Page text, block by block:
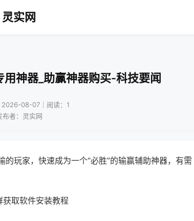
灵实网
神器_助赢神器购买-科技要闻
2026-08-07｜阅读：1
布者：灵实网
玩家，快速成为一个“必胜”的输赢辅助神器，有需
取软件安装教程